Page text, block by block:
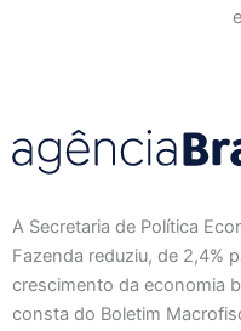
A Secretaria de Política
Fazenda reduziu, de 2,4%
crescimento da economia
consta do Boletim